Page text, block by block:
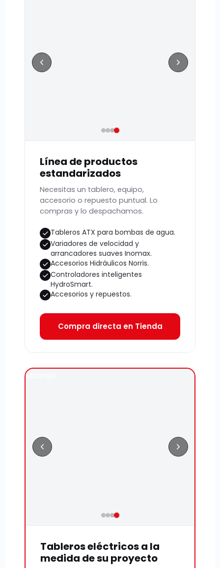
Línea de productos
estandarizados
Necesitas un tablero, equipo,
accesorio o repuesto puntual. Lo
compras y lo despachamos.
Tableros ATX para bombas de agua.
Variadores de velocidad y
arrancadores suaves Inomax.
Accesorios Hidráulicos Norris.
Controladores inteligentes
HydroSmart.
Accesorios y repuestos.
Compra directa en Tienda
Tableros eléctricos a la
medida de su proyecto